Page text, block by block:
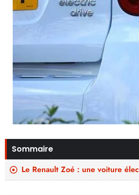
Sommaire
Le Renault Zoé : une voiture